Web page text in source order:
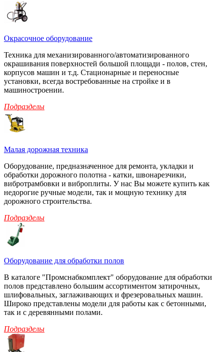
Окрасочное оборудование
Техника для механизированного/автоматизированного
окрашивания поверхностей большой площади - полов, стен,
корпусов машин и т.д. Стационарные и переносные
установки, всегда востребованные на стройке и в
машиностроении.
Подразделы
Малая дорожная техника
Оборудование, предназначенное для ремонта, укладки и
обработки дорожного полотна - катки, швонарезчики,
вибротрамбовки и виброплиты. У нас Вы можете купить как
недорогие ручные модели, так и мощную технику для
дорожного строительства.
Подразделы
Оборудование для обработки полов
В каталоге "Промснабкомплект" оборудование для обработки
полов представлено большим ассортиментом затирочных,
шлифовальных, заглаживающих и фрезеровальных машин.
Широко представлены модели для работы как с бетонными,
так и с деревянными полами.
Подразделы